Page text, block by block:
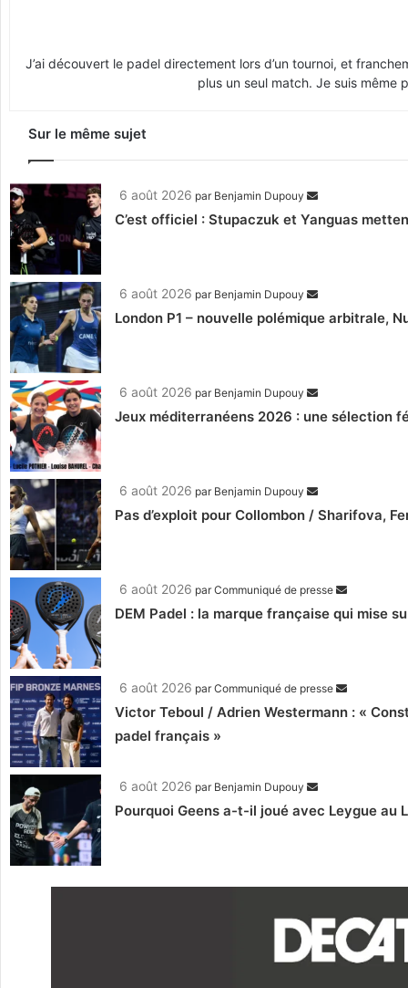
J’ai découvert le padel directement lors d’un tournoi, et
plus un seul match. Je suis même
Sur le même sujet
6 août 2026 par Benjamin Dupouy
C’est officiel : Stupaczuk et Yanguas
6 août 2026 par Benjamin Dupouy
London P1 – nouvelle polémique arbitrale,
6 août 2026 par Benjamin Dupouy
Jeux méditerranéens 2026 : une sélection
6 août 2026 par Benjamin Dupouy
Pas d’exploit pour Collombon / Sharifova,
6 août 2026 parCommuniqué de presse
DEM Padel : la marque française qui mise
6 août 2026 parCommuniqué de presse
Victor Teboul / Adrien Westermann : «
padel français »
6 août 2026 par Benjamin Dupouy
Pourquoi Geens a-t-il joué avec Leygue au